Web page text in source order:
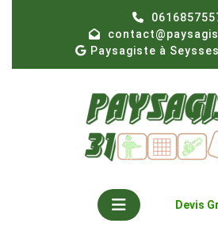
Paysagiste à
Open
Devis